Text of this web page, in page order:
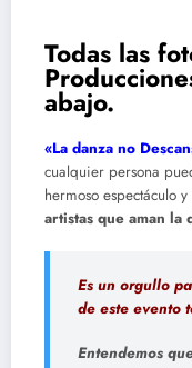
Todas las
abajo.
«La danza no
cualquier persona
hermoso espectáculo
artistas que aman la
Es un orgullo
de este evento
Entendemos